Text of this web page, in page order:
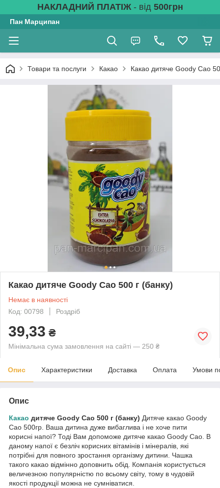
НАКЛАДНИЙ ПЛАТІЖ- від 500грн
Пан Марципан
Товари та послуги Какао Какао дитяче Goody Cao
Какао дитяче Goody Cao 500 г (банку)
Немає в наявності
Код: 00798
Роздріб
39,33 ₴
Мінімальна сума замовлення на сайті — 250 ₴
Опис Характеристики Доставка Оплата Умови
Опис
Какао дитяче Goody Cao 500 г (банку) Дитяче какао Goody
Cao 500гр. Ваша дитина дуже вибаглива і не хоче пити
корисні напої? Тоді Вам допоможе дитяче какао Goody Cao. В
даному напої є безліч корисних вітамінів і мінералів, які
потрібні для повного зростання організму дитини. Чашка
такого какао відмінно доповнить обід. Компанія користується
величезною популярністю по всьому світу, тому в чудовій
якості продукції можна не сумніватися.